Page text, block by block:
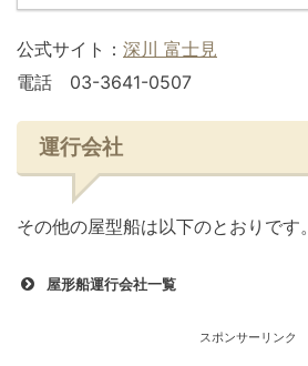
公式サイト： 深川 富士見
電話 03-3641-0507
運行会社
その他の屋型船は以下のとおりです。
屋形船運行会社一覧
スポンサーリンク